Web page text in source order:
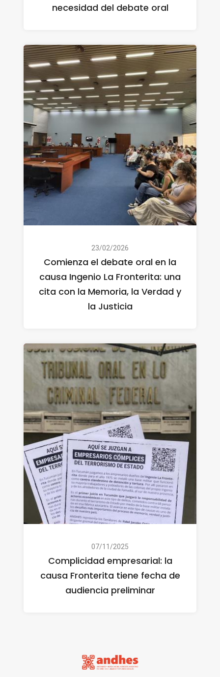
necesidad del debate oral
23/02/2026
Comienza el debate oral en la
causa Ingenio La Fronterita: una
cita con la Memoria, la Verdad y
la Justicia
07/11/2025
Complicidad empresarial: la
causa Fronterita tiene fecha de
audiencia preliminar